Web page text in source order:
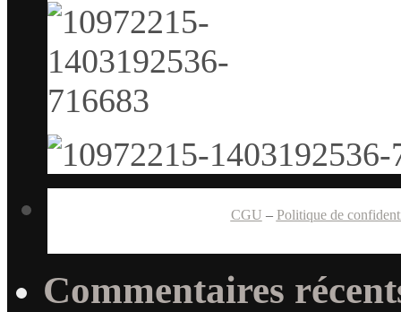
CGU – Politique de
Commentaires